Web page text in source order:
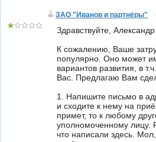
ЗАО "Иванов и партнёры"
Здравствуйте,
К сожалению, Ваше
популярно. Оно может
вариантов развития, в
Вас. Предлагаю Вам
1. Напишите письмо в
и сходите к нему на
примет, то к любому
уполномоченному лицу.
что написали здесь.